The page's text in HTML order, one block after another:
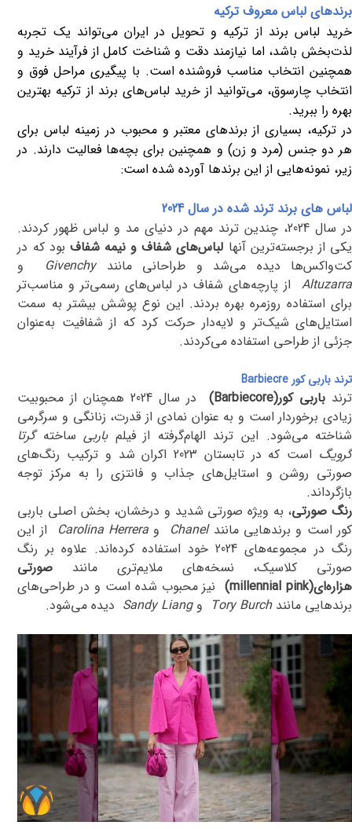
برندهای لباس معروف ترکیه
خرید لباس برند از ترکیه و تحویل در ایران می‌تواند یک تجربه
لذت‌بخش باشد، اما نیازمند دقت و شناخت کامل از فرآیند خرید و
همچنین انتخاب مناسب فروشنده است. با پیگیری مراحل فوق و
انتخاب چارسوق، می‌توانید از خرید لباس‌های برند از ترکیه بهترین
بهره را ببرید.
در ترکیه، بسیاری از برندهای معتبر و محبوب در زمینه لباس برای
هر دو جنس (مرد و زن) و همچنین برای بچه‌ها فعالیت دارند. در
زیر، نمونه‌هایی از این برندها آورده شده است:
لباس های برند ترند شده در سال 2024
در سال 2024، چندین ترند مهم در دنیای مد و لباس ظهور کردند.
یکی از برجسته‌ترین آنها لباس‌های شفاف و نیمه شفاف بود که در
کت‌واکس‌ها دیده می‌شد و طراحانی مانندGivenchy
و
Altuzarra
از پارچه‌های شفاف در لباس‌های رسمی‌تر و مناسب‌تر
برای استفاده روزمره بهره بردند. این نوع پوشش بیشتر به سمت
استایل‌های شیک‌تر و لایه‌دار حرکت کرد که از شفافیت به‌عنوان
جزئی از طراحی استفاده می‌کردند.
ترند باربی کور Barbiecre
ترند باربی کور(Barbiecore)
در سال 2024 همچنان از محبوبیت
زیادی برخوردار است و به عنوان نمادی از قدرت، زنانگی و سرگرمی
شناخته می‌شود. این ترند الهام‌گرفته از فیلمباربیساختهگرتا
گرویگ
است که در تابستان 2023 اکران شد و ترکیب رنگ‌های
صورتی روشن و استایل‌های جذاب و فانتزی را به مرکز توجه
بازگرداند.
رنگ صورتی، به ویژه صورتی شدید و درخشان، بخش اصلی باربی
کور است و برندهایی مانندChanel وCarolina Herrera
از این
رنگ در مجموعه‌های 2024 خود استفاده کرده‌اند. علاوه بر رنگ
صورتی کلاسیک، نسخه‌های ملایم‌تری مانند صورتی
هزاره‌ای(millennial pink) نیز محبوب شده است و در طراحی‌های
برندهایی مانندTory Burch وSandy Liang دیده می‌شود.